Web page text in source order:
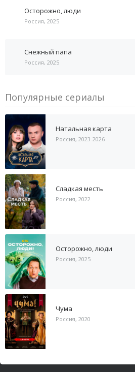
Осторожно, люди
Россия, 2025
Снежный папа
Россия, 2025
Популярные сериалы
Натальная карта
Россия, 2023-2026
Сладкая месть
Россия, 2022
Осторожно, люди
Россия, 2025
Чума
Россия, 2020